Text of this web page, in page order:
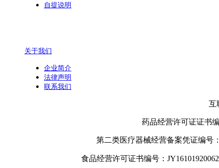
自提说明
关于我们
企业简介
法律声明
联系我们
互
药品经营许可证证书
第二类医疗器械经营备案凭证编号
食品经营许可证书编号：